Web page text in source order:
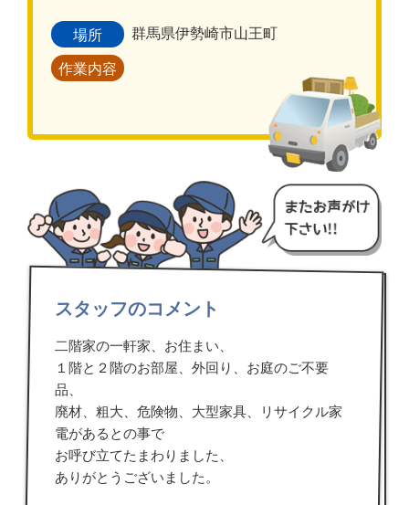
場所 群馬県伊勢崎市山王町
作業内容
スタッフのコメント
二階家の一軒家、お住まい、
１階と２階のお部屋、外回り、お庭のご不要
品、
廃材、粗大、危険物、大型家具、リサイクル家
電があるとの事で
お呼び立てたまわりました、
ありがとうございました。